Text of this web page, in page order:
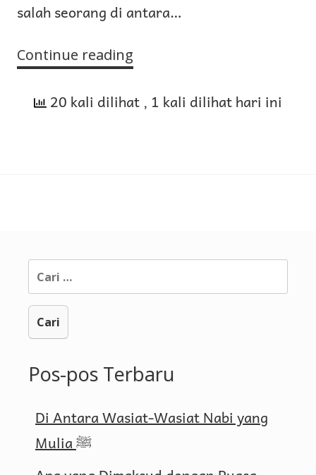
salah seorang di antara…
Continue reading
Adab
20 kali dilihat, 1 kali dilihat hari ini
Cari
untuk:
Pos-pos Terbaru
Di Antara Wasiat-Wasiat Nabi yang
Mulia ﷺ